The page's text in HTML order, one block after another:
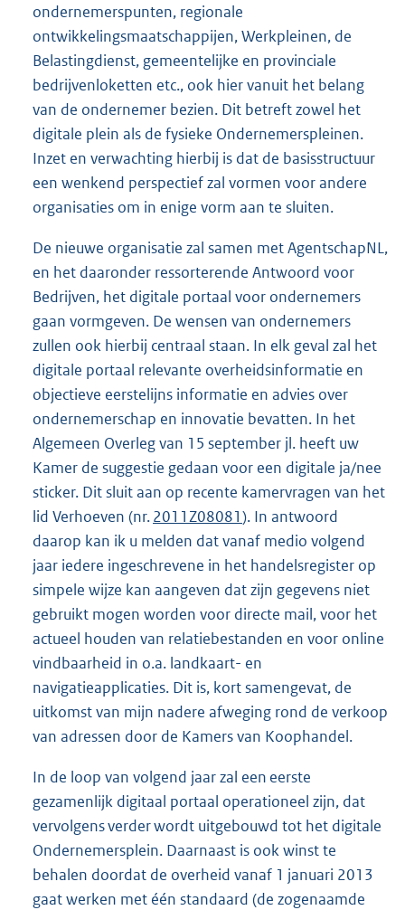
ondernemerspunten, regionale
ontwikkelingsmaatschappijen, Werkpleinen, de
Belastingdienst, gemeentelijke en provinciale
bedrijvenloketten etc., ook hier vanuit het belang
van de ondernemer bezien. Dit betreft zowel het
digitale plein als de fysieke Ondernemerspleinen.
Inzet en verwachting hierbij is dat de basisstructuur
een wenkend perspectief zal vormen voor andere
organisaties om in enige vorm aan te sluiten.
De nieuwe organisatie zal samen met AgentschapNL,
en het daaronder ressorterende Antwoord voor
Bedrijven, het digitale portaal voor ondernemers
gaan vormgeven. De wensen van ondernemers
zullen ook hierbij centraal staan. In elk geval zal het
digitale portaal relevante overheidsinformatie en
objectieve eerstelijns informatie en advies over
ondernemerschap en innovatie bevatten. In het
Algemeen Overleg van 15 september jl. heeft uw
Kamer de suggestie gedaan voor een digitale ja/nee
sticker. Dit sluit aan op recente kamervragen van het
lid Verhoeven (nr.2011Z08081). In antwoord
daarop kan ik u melden dat vanaf medio volgend
jaar iedere ingeschrevene in het handelsregister op
simpele wijze kan aangeven dat zijn gegevens niet
gebruikt mogen worden voor directe mail, voor het
actueel houden van relatiebestanden en voor online
vindbaarheid in o.a. landkaart- en
navigatieapplicaties. Dit is, kort samengevat, de
uitkomst van mijn nadere afweging rond de verkoop
van adressen door de Kamers van Koophandel.
In de loop van volgend jaar zal een eerste
gezamenlijk digitaal portaal operationeel zijn, dat
vervolgens verder wordt uitgebouwd tot het digitale
Ondernemersplein. Daarnaast is ook winst te
behalen doordat de overheid vanaf 1 januari 2013
gaat werken met één standaard (de zogenaamde